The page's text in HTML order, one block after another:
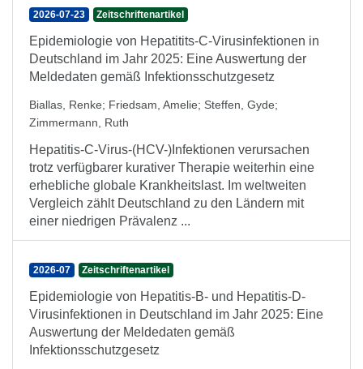
2026-07-23 Zeitschriftenartikel
Epidemiologie von Hepatitits-C-Virusinfektionen in
Deutschland im Jahr 2025: Eine Auswertung der
Meldedaten gemäß Infektionsschutzgesetz
Biallas, Renke; Friedsam, Amelie; Steffen, Gyde;
Zimmermann, Ruth
Hepatitis-C-Virus-(HCV-)Infektionen verursachen
trotz verfügbarer kurativer Therapie weiterhin eine
erhebliche globale Krankheitslast. Im weltweiten
Vergleich zählt Deutschland zu den Ländern mit
einer niedrigen Prävalenz ...
2026-07 Zeitschriftenartikel
Epidemiologie von Hepatitis-B- und Hepatitis-D-
Virusinfektionen in Deutschland im Jahr 2025: Eine
Auswertung der Meldedaten gemäß
Infektionsschutzgesetz